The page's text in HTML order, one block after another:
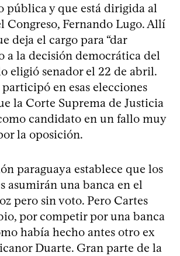
pública y que está dirigida al
Congreso, Fernando Lugo. Allí
deja el cargo para “dar
la decisión democrática del
eligió senador el 22 de abril.
en esas elecciones
la Corte Suprema de Justicia
candidato en un fallo muy
la oposición.
paraguaya establece que los
asumirán una banca en el
pero sin voto. Pero Cartes
por competir por una banca
había hecho antes otro ex
Duarte. Gran parte de la